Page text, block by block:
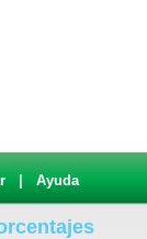
Ayuda